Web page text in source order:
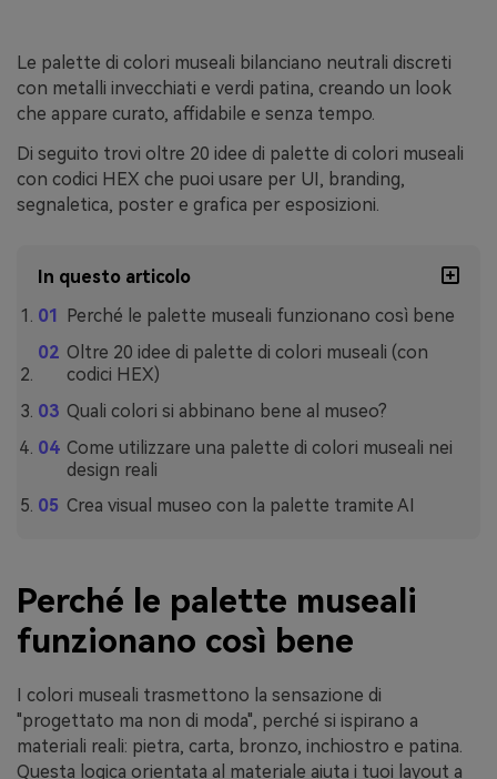
Le palette di colori museali bilanciano neutrali discreti
con metalli invecchiati e verdi patina, creando un look
che appare curato, affidabile e senza tempo.
Di seguito trovi oltre 20 idee di palette di colori museali
con codici HEX che puoi usare per UI, branding,
segnaletica, poster e grafica per esposizioni.
In questo articolo
Perché le palette museali funzionano così bene
Oltre 20 idee di palette di colori museali (con
codici HEX)
Quali colori si abbinano bene al museo?
Come utilizzare una palette di colori museali nei
design reali
Crea visual museo con la palette tramite AI
Perché le palette museali
funzionano così bene
I colori museali trasmettono la sensazione di
"progettato ma non di moda", perché si ispirano a
materiali reali: pietra, carta, bronzo, inchiostro e patina.
Questa logica orientata al materiale aiuta i tuoi layout a